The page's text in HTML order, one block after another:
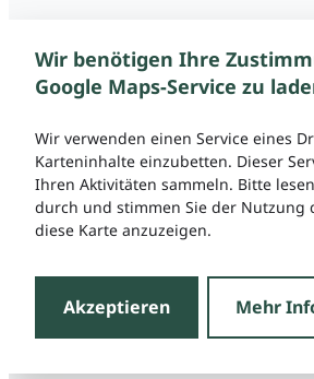
Wir benötigen Ihre
Google Maps-Service zu
Wir verwenden einen Service eines
Karteninhalte einzubetten. Dieser
Ihren Aktivitäten sammeln. Bitte
durch und stimmen Sie der Nutzung
diese Karte anzuzeigen.
Akzeptieren Mehr